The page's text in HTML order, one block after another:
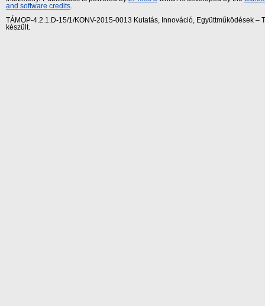
and software credits.
TÁMOP-4.2.1.D-15/1/KONV-2015-0013 Kutatás, Innováció, Együttműködések
készült.